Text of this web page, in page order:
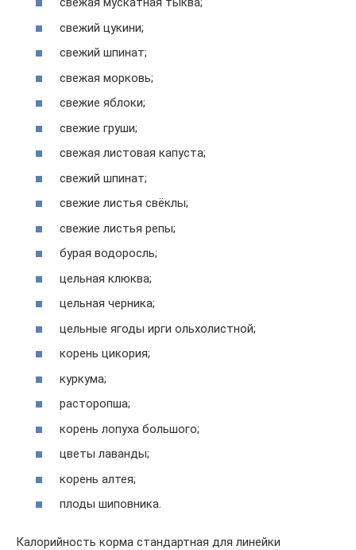
свежий цукини;
свежий шпинат;
свежая морковь;
свежие яблоки;
свежие груши;
свежая листовая капуста;
свежий шпинат;
свежие листья свёклы;
свежие листья репы;
бурая водоросль;
цельная клюква;
цельная черника;
цельные ягоды ирги ольхолистной;
корень цикория;
куркума;
расторопша;
корень лопуха большого;
цветы лаванды;
корень алтея;
плоды шиповника.
Калорийность корма стандартная для линейки